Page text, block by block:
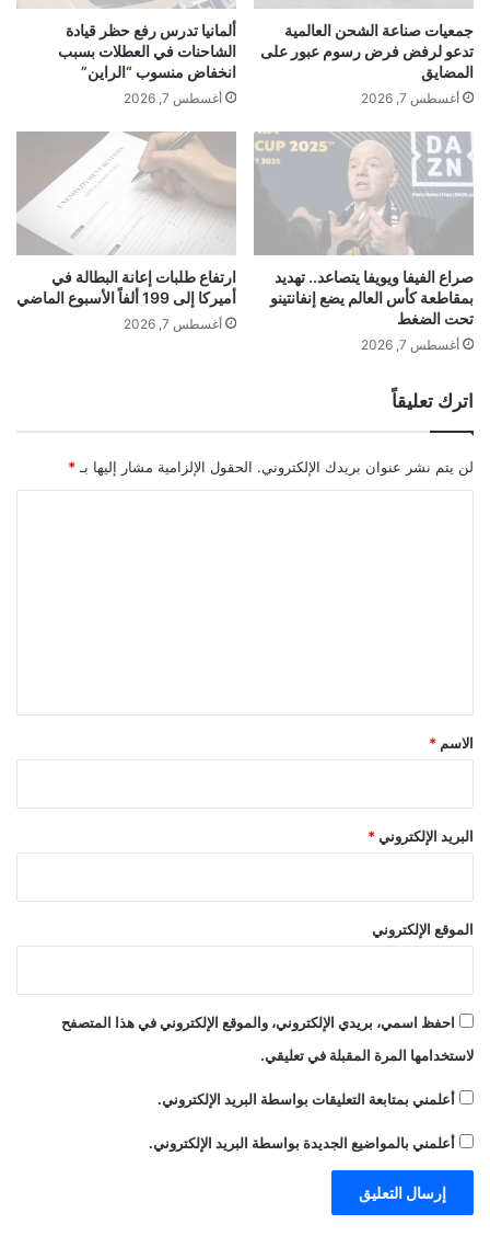
ت
ث
م
ل
ب
ح
ن
ر
ه
ا
م
ه
ف
ي
ت
ص
م
م
ل
أ
جمعيات صناعة الشحن العالمية
تدعو لرفض فرض رسوم عبور على
المضايق
أغسطس 7, 2026
ألمانيا تدرس رفع حظر قيادة
الشاحنات في العطلات بسبب
انخفاض منسوب “الراين”
أغسطس 7, 2026
صراع الفيفا ويويفا يتصاعد.. تهديد
بمقاطعة كأس العالم يضع إنفانتينو
تحت الضغط
أغسطس 7, 2026
ارتفاع طلبات إعانة البطالة في
أميركا إلى 199 ألفاً الأسبوع الماضي
أغسطس 7, 2026
اترك تعليقاً
لن يتم نشر عنوان بريدك الإلكتروني. الحقول الإلزامية مشار إليها بـ*
*
الاسم *
البريد الإلكتروني*
الموقع الإلكتروني
احفظ اسمي، بريدي الإلكتروني، والموقع الإلكتروني في هذا المتصفح
لاستخدامها المرة المقبلة في تعليقي.
أعلمني بمتابعة التعليقات بواسطة البريد الإلكتروني.
أعلمني بالمواضيع الجديدة بواسطة البريد الإلكتروني.